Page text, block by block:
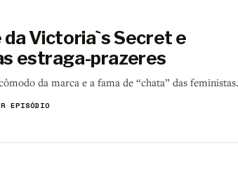
da Victoria`s Secret e
estraga-prazeres
da marca e a fama de “chata” das feministas.
EPISÓDIO